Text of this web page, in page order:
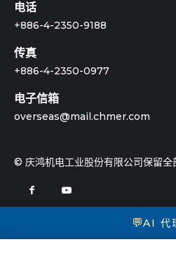
智能化信息管理中心
您可拥有机台广告牌信息，实时
电话
+886-4-2350-9188
传真
+886-4-2350-0977
电子信箱
overseas@mail.chmer.com
© 庆鸿机电工业股份有限公司保留全
💬AI 代